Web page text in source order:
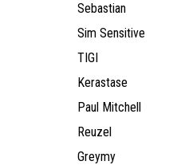
Sebastian
Sim Sensitive
TIGI
Kerastase
Paul Mitchell
Reuzel
Greymy